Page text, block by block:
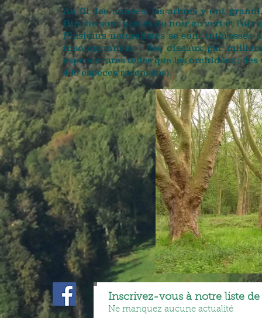
Au fil des années, les arbres y ont
Binche sont passés du noir au vert et l’air
Plusieurs naturalistes se sont intéressés
insoupçonnées : des oiseaux par
espèces rares telles que les orchidées ;
400 espèces recensées).
Inscrivez-vous à notre liste
Ne manquez aucune actualité